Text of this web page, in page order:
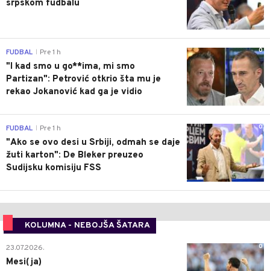
srpskom fudbalu
0
FUDBAL Pre 1 h
"I kad smo u go**ima, mi smo
Partizan": Petrović otkrio šta mu je
rekao Jokanović kad ga je vidio
0
FUDBAL Pre 1 h
"Ako se ovo desi u Srbiji, odmah se daje
žuti karton": De Bleker preuzeo
Sudijsku komisiju FSS
KOLUMNA - NEBOJŠA ŠATARA
0
23.07.2026.
Mesi(ja)